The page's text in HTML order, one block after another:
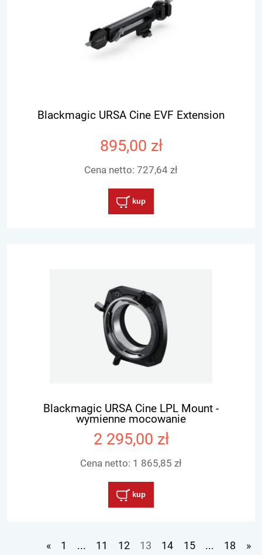
Blackmagic URSA Cine EVF Extension
895,00 zł
Cena netto: 727,64 zł
kup
Blackmagic URSA Cine LPL Mount -
wymienne mocowanie
2 295,00 zł
Cena netto: 1 865,85 zł
kup
« 1 ... 11 12 13 14 15 ... 18 »